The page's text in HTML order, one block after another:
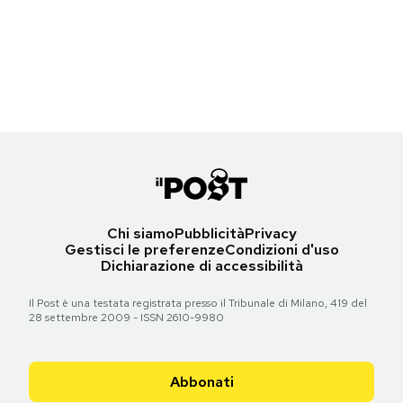
Chi siamoPubblicitàPrivacy
Gestisci le preferenzeCondizioni d'uso
Dichiarazione di accessibilità
Il Post è una testata registrata presso il Tribunale di Milano, 419 del
28 settembre 2009 - ISSN 2610-9980
Abbonati